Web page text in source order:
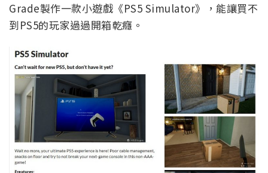
Grade製作一款小遊戲《PS5 Simulator》，能讓買不
到PS5的玩家過過開箱乾癮。